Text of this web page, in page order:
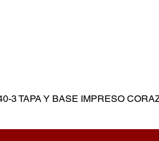
3 TAPA Y BASE IMPRESO